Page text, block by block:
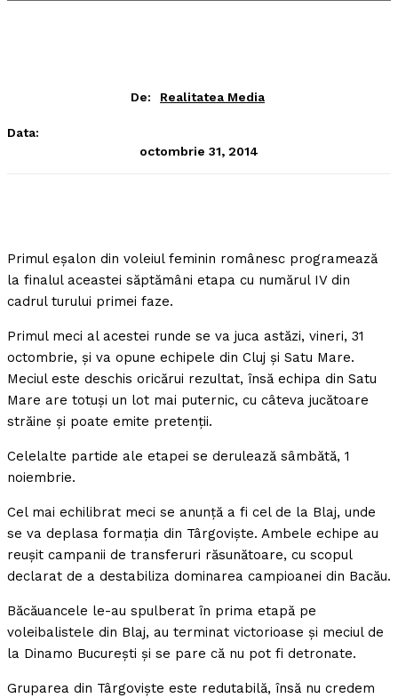
De: Realitatea Media
Data:
octombrie 31, 2014
Primul eşalon din voleiul feminin românesc programează
la finalul aceastei săptămâni etapa cu numărul IV din
cadrul turului primei faze.
Primul meci al acestei runde se va juca astăzi, vineri, 31
octombrie, şi va opune echipele din Cluj şi Satu Mare.
Meciul este deschis oricărui rezultat, însă echipa din Satu
Mare are totuşi un lot mai puternic, cu câteva jucătoare
străine şi poate emite pretenţii.
Celelalte partide ale etapei se derulează sâmbătă, 1
noiembrie.
Cel mai echilibrat meci se anunţă a fi cel de la Blaj, unde
se va deplasa formaţia din Târgovişte. Ambele echipe au
reuşit campanii de transferuri răsunătoare, cu scopul
declarat de a destabiliza dominarea campioanei din Bacău.
Băcăuancele le-au spulberat în prima etapă pe
voleibalistele din Blaj, au terminat victorioase şi meciul de
la Dinamo Bucureşti şi se pare că nu pot fi detronate.
Gruparea din Târgovişte este redutabilă, însă nu credem